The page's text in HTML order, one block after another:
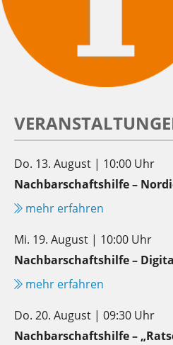
Do. 13. August | 10:00 Uhr
Nachbarschaftshilfe –
mehr erfahren
Mi. 19. August | 10:00 Uhr
Nachbarschaftshilfe –
mehr erfahren
Do. 20. August | 09:30 Uhr
Nachbarschaftshilfe –